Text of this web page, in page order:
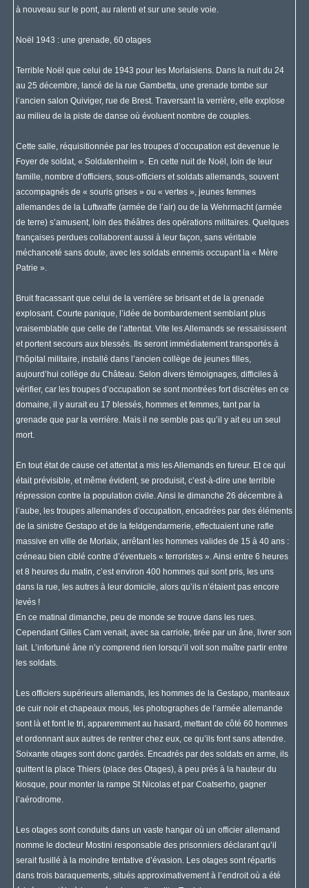
à nouveau sur le pont, au ralenti et sur une seule voie.
Noël 1943 : une grenade, 60 otages
Terrible Noël que celui de 1943 pour les Morlaisiens. Dans la nuit du 24
au 25 décembre, lancé de la rue Gambetta, une grenade tombe sur
l’ancien salon Quiviger, rue de Brest. Traversant la verrière, elle explose
au milieu de la piste de danse où évoluent nombre de couples.
Cette salle, réquisitionnée par les troupes d’occupation est devenue le
Foyer de soldat, « Soldatenheim ». En cette nuit de Noël, loin de leur
famille, nombre d’officiers, sous-officiers et soldats allemands, souvent
accompagnés de « souris grises » ou « vertes », jeunes femmes
allemandes de la Luftwaffe (armée de l’air) ou de la Wehrmacht (armée
de terre) s’amusent, loin des théâtres des opérations militaires. Quelques
françaises perdues collaborent aussi à leur façon, sans véritable
méchanceté sans doute, avec les soldats ennemis occupant la « Mère
Patrie ».
Bruit fracassant que celui de la verrière se brisant et de la grenade
explosant. Courte panique, l’idée de bombardement semblant plus
vraisemblable que celle de l’attentat. Vite les Allemands se ressaisissent
et portent secours aux blessés. Ils seront immédiatement transportés à
l’hôpital militaire, installé dans l’ancien collège de jeunes filles,
aujourd’hui collège du Château. Selon divers témoignages, difficiles à
vérifier, car les troupes d’occupation se sont montrées fort discrètes en ce
domaine, il y aurait eu 17 blessés, hommes et femmes, tant par la
grenade que par la verrière. Mais il ne semble pas qu’il y ait eu un seul
mort.
En tout état de cause cet attentat a mis les Allemands en fureur. Et ce qui
était prévisible, et même évident, se produisit, c’est-à-dire une terrible
répression contre la population civile. Ainsi le dimanche 26 décembre à
l’aube, les troupes allemandes d’occupation, encadrées par des éléments
de la sinistre Gestapo et de la feldgendarmerie, effectuaient une rafle
massive en ville de Morlaix, arrêtant les hommes valides de 15 à 40 ans :
créneau bien ciblé contre d’éventuels « terroristes ». Ainsi entre 6 heures
et 8 heures du matin, c’est environ 400 hommes qui sont pris, les uns
dans la rue, les autres à leur domicile, alors qu’ils n’étaient pas encore
levés !
En ce matinal dimanche, peu de monde se trouve dans les rues.
Cependant Gilles Cam venait, avec sa carriole, tirée par un âne, livrer son
lait. L’infortuné âne n’y comprend rien lorsqu’il voit son maître partir entre
les soldats.
Les officiers supérieurs allemands, les hommes de la Gestapo, manteaux
de cuir noir et chapeaux mous, les photographes de l’armée allemande
sont là et font le tri, apparemment au hasard, mettant de côté 60 hommes
et ordonnant aux autres de rentrer chez eux, ce qu’ils font sans attendre.
Soixante otages sont donc gardés. Encadrés par des soldats en arme, ils
quittent la place Thiers (place des Otages), à peu près à la hauteur du
kiosque, pour monter la rampe St Nicolas et par Coatserho, gagner
l’aérodrome.
Les otages sont conduits dans un vaste hangar où un officier allemand
nomme le docteur Mostini responsable des prisonniers déclarant qu’il
serait fusillé à la moindre tentative d’évasion. Les otages sont répartis
dans trois baraquements, situés approximativement à l’endroit où a été